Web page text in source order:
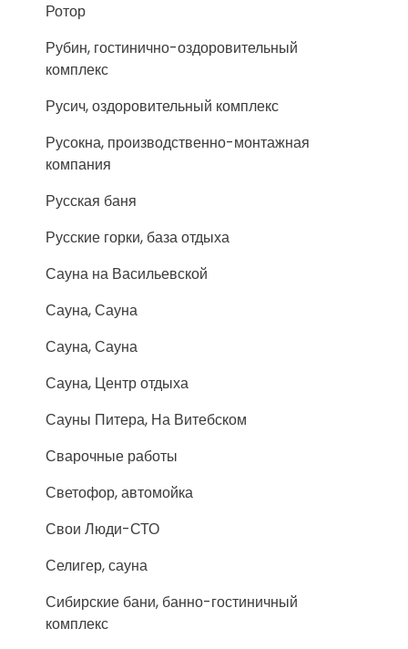
Ротор
Рубин, гостинично-оздоровительный
комплекс
Русич, оздоровительный комплекс
Русокна, производственно-монтажная
компания
Русская баня
Русские горки, база отдыха
Сауна на Васильевской
Сауна, Сауна
Сауна, Сауна
Сауна, Центр отдыха
Сауны Питера, На Витебском
Сварочные работы
Светофор, автомойка
Свои Люди-СТО
Селигер, сауна
Сибирские бани, банно-гостиничный
комплекс